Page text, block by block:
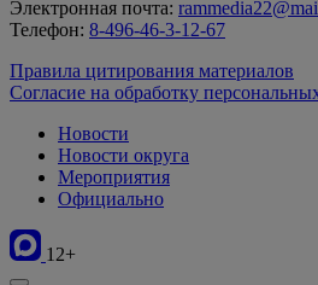
Электронная почта:
Телефон: 8-496-46-3-12-67
Правила цитирования материалов
Согласие на обработку
Новости
Новости округа
Мероприятия
Официально
12+